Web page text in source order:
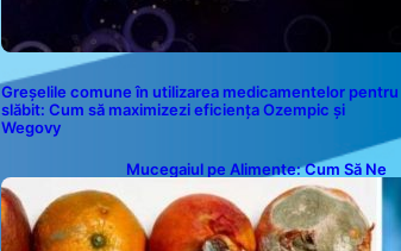
Greșelile comune în utilizarea medicamentelor pentru
slăbit: Cum să maximizezi eficiența Ozempic și
Wegovy
Mucegaiul pe Alimente: Cum Să Ne